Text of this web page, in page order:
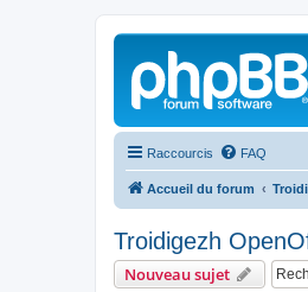
Raccourcis FAQ
Accueil du forum
Troidigezh
Nouveau sujet